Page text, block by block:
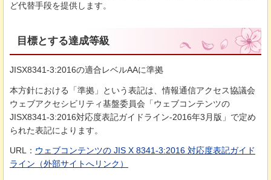
ど代替手段を提供します。
目標とする達成等級
JISX8341-3:2016の適合レベルAAに準拠
本方針における「準拠」という表記は、情報通信アクセス協議会
ウェブアクセシビリティ基盤委員会「ウェブコンテンツの
JISX8341-3:2016対応度表記ガイドライン-2016年3月版」で定め
られた表記によります。
URL： ウェブコンテンツの JIS X 8341-3:2016 対応度表記ガイド
ライン（外部サイトへリンク）